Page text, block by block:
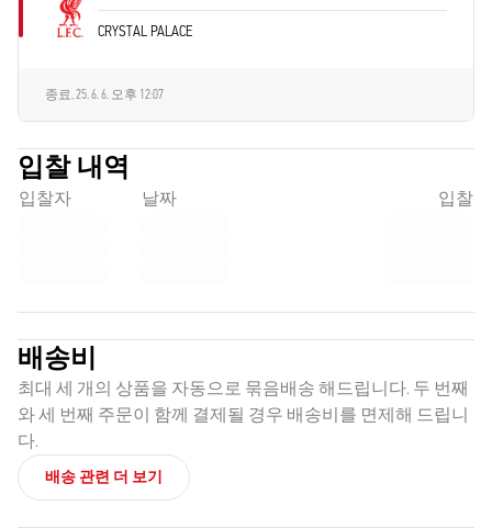
CRYSTAL PALACE
종료,25. 6. 6. 오후 12:07
입찰 내역
입찰자 날짜 입찰
배송비
최대 세 개의 상품을 자동으로 묶음배송 해드립니다. 두 번째
와 세 번째 주문이 함께 결제될 경우 배송비를 면제해 드립니
다.
배송 관련 더 보기